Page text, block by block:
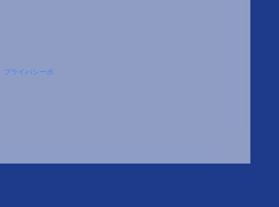
プライバシーポ